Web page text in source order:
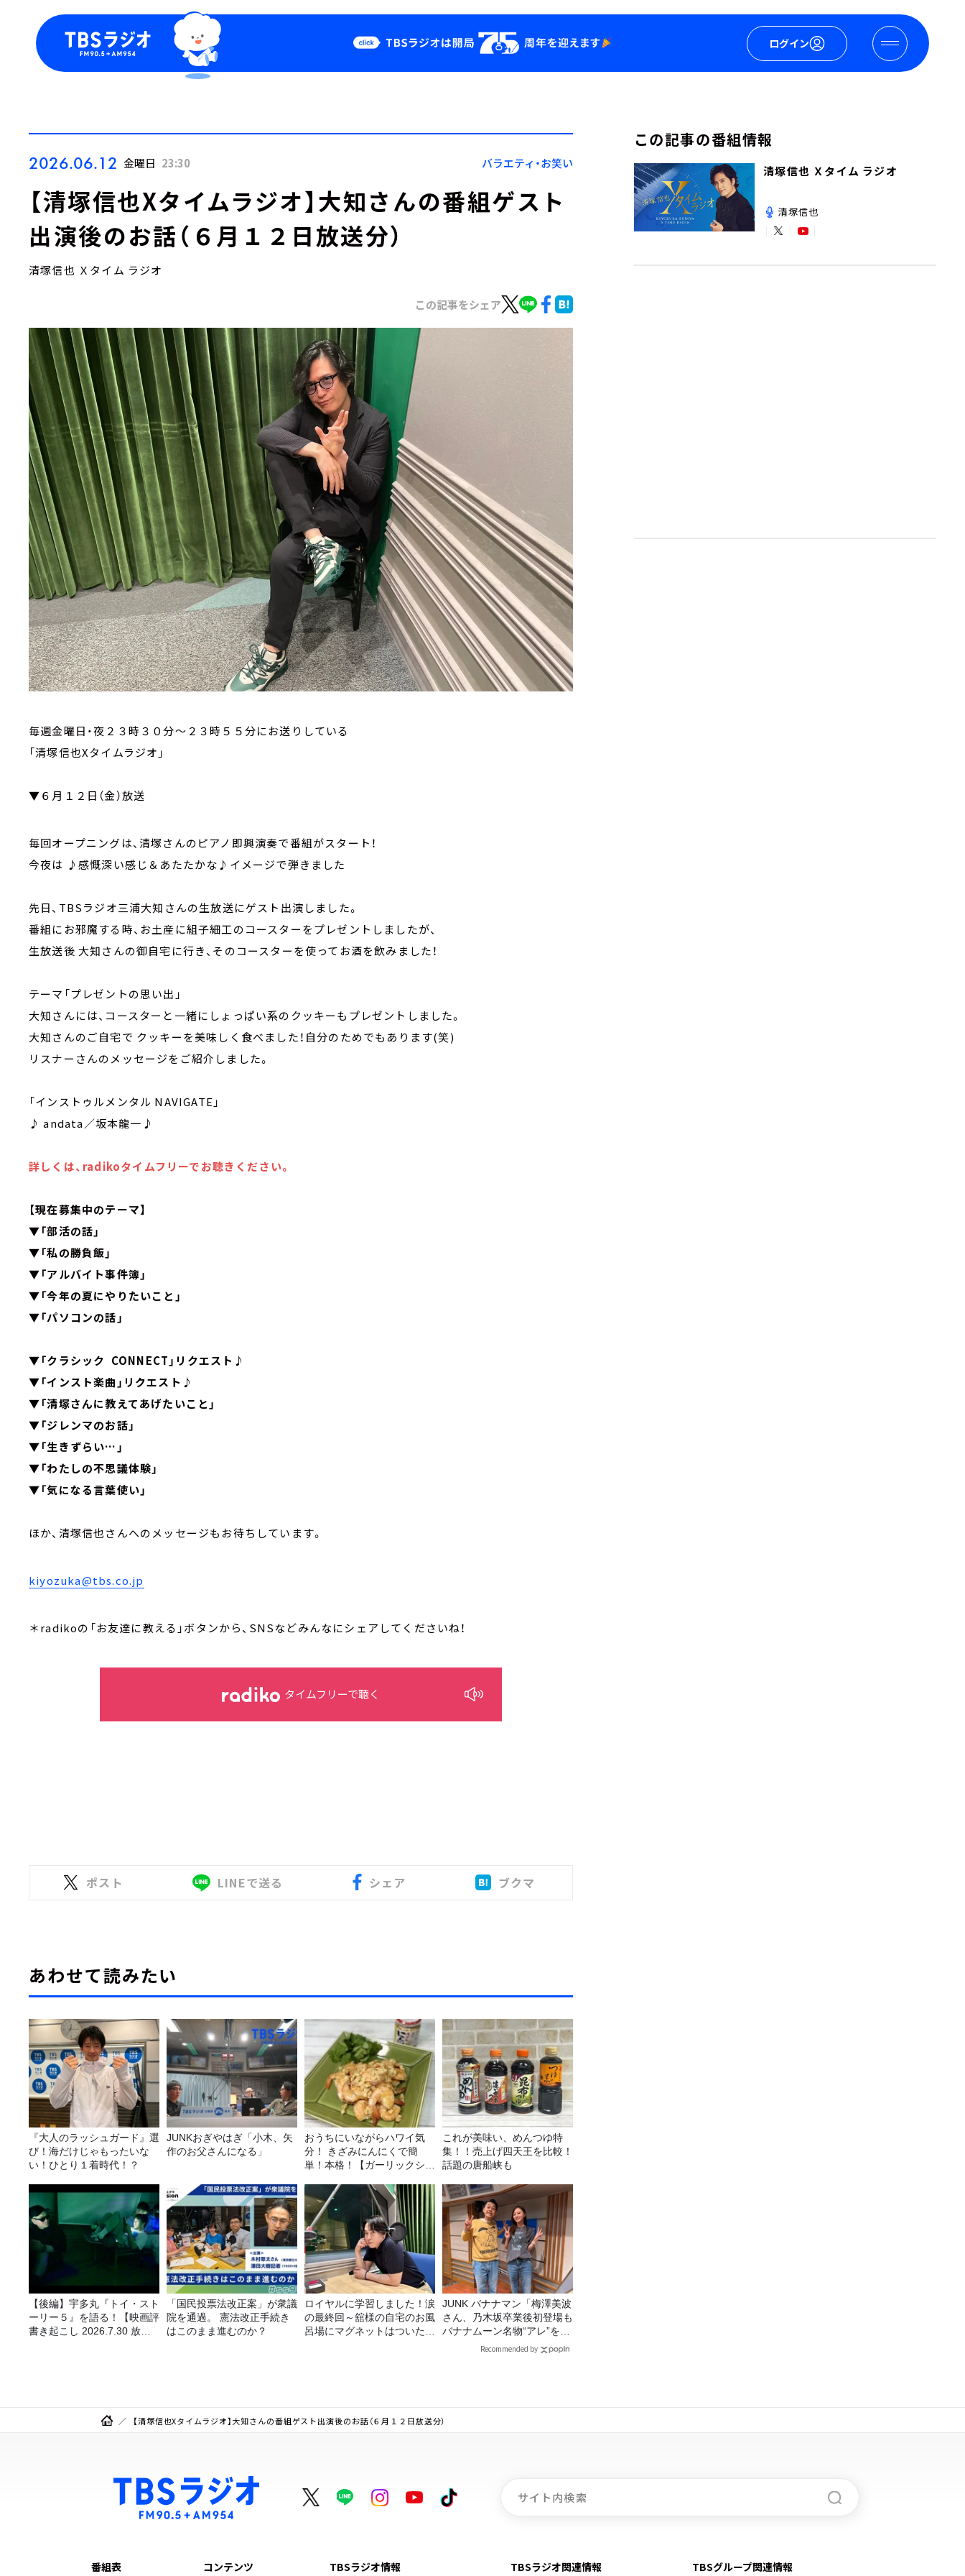
ログイン
Podcast
YouTube
会社情報
2026.06.12 金曜日 23:30 バラエティ・お笑い
【清塚信也Xタイムラジオ】大知さんの番組ゲスト
出演後のお話（６月１２日放送分）
清塚信也 Ｘタイム ラジオ
この記事をシェア
毎週金曜日・夜２３時３０分～２３時５５分にお送りしている
「清塚信也Xタイムラジオ」
▼６月１２日（金）放送
毎回オープニングは、清塚さんのピアノ即興演奏で番組がスタート！
今夜は ♪感慨深い感じ＆あたたかな♪イメージで弾きました
先日、TBSラジオ三浦大知さんの生放送にゲスト出演しました。
番組にお邪魔する時、お土産に組子細工のコースターをプレゼントしましたが、
生放送後 大知さんの御自宅に行き、そのコースターを使ってお酒を飲みました！
テーマ「プレゼントの思い出」
大知さんには、コースターと一緒にしょっぱい系のクッキーもプレゼントしました。
大知さんのご自宅で クッキーを美味しく食べました！自分のためでもあります(笑)
リスナーさんのメッセージをご紹介しました。
「インストゥルメンタル NAVIGATE」
♪ andata／坂本龍一♪
詳しくは、radikoタイムフリーでお聴きください。
【現在募集中のテーマ】
▼「部活の話」
▼「私の勝負飯」
▼「アルバイト事件簿」
▼「今年の夏にやりたいこと」
▼「パソコンの話」
▼「クラシック CONNECT」リクエスト♪
▼「インスト楽曲」リクエスト♪
▼「清塚さんに教えてあげたいこと」
▼「ジレンマのお話」
▼「生きずらい…」
▼「わたしの不思議体験」
▼「気になる言葉使い」
ほか、清塚信也さんへのメッセージもお待ちしています。
kiyozuka@tbs.co.jp
＊radikoの「お友達に教える」ボタンから、SNSなどみんなにシェアしてくださいね！
タイムフリーで聴く
ポスト LINEで送る シェア ブクマ
あわせて読みたい
『大人のラッシュガード』選
び！海だけじゃもったいな
い！ひとり１着時代！？
JUNKおぎやはぎ「小木、矢
作のお父さんになる」
おうちにいながらハワイ気
分！ きざみにんにくで簡
単！本格！【ガーリックシュ
シピ
これが美味い、めんつゆ特
集！！売上げ四天王を比較！
話題の唐船峡も
【後編】宇多丸『トイ・スト
ーリー５』を語る！【映画評
書き起こし 2026.7.30 放
「国民投票法改正案」が衆議
院を通過。 憲法改正手続き
はこのまま進むのか？
ロイヤルに学習しました！涙
の最終回～舘様の自宅のお風
呂場にマグネットはついたの
JUNK バナナマン「梅澤美波
さん、乃木坂卒業後初登場も
バナナムーン名物“アレ”を喰
Recommended by
この記事の番組情報
清塚信也 Ｘタイム ラジオ
清塚信也
【清塚信也Xタイムラジオ】大知さんの番組ゲスト出演後のお話（６月１２日放送分）
番組表 コンテンツ TBSラジオ情報 TBSラジオ関連情報 TBSグループ関連情報